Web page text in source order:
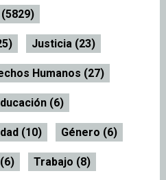
Justicia (23)
Humanos (27)
(6)
(10) Género (6)
Trabajo (8)